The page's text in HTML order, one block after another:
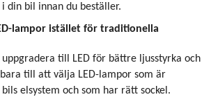
din bil innan du beställer.
lampor istället för traditionella
till LED för bättre ljusstyrka och
bara till att välja LED-lampor som är
elsystem och som har rätt sockel.